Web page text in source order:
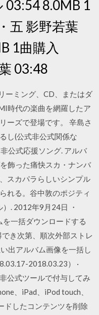
03:54 8.0MB 1
五 影野若葉
1曲購入
03:48
ーミング、CD、またはダ
時代の楽曲を網羅したア
ーズで登場です。 辛島さ
し(公式非公式関係な
公式応援ソング. アルバ
飾った痛快スカ・ナンバ
スカパラらしいシンプル
れる。谷中敦のポジティ
. 2012年9月24日 ・
一括ダウンロードする
き次第、順次外部ストレ
出アルバム画像を一括し
2018.03.23） ·
公式ツールで付与してみ
、iPad、iPod touch、
ドしたコンテンツを削除